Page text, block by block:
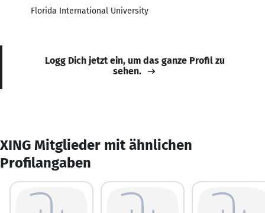
Florida International University
Logg Dich jetzt ein, um das ganze Profil zu
sehen.
XING Mitglieder mit ähnlichen
Profilangaben